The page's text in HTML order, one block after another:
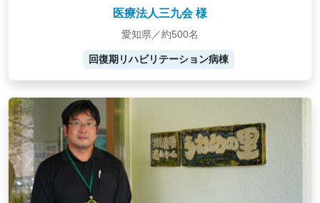
医療法人三九会 様
愛知県／約500名
回復期リハビリテーション病棟